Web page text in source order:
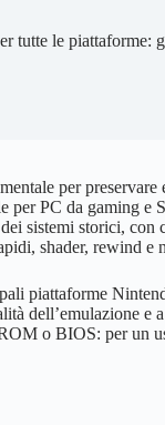
tutte le piattaforme:
per
PC da gaming e
sistemi storici, con
shader, rewind e
piattaforme
dell’emulazione e
o BIOS: per un